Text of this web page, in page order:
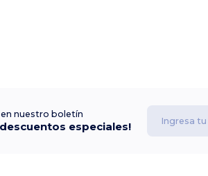
nuestro boletín
descuentos especiales!